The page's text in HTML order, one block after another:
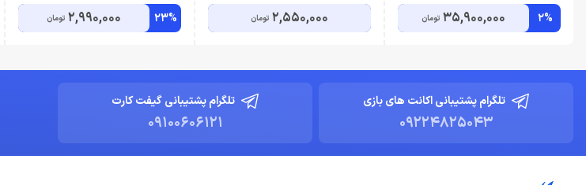
2%
35,900,000 تومان 2,550,000 تومان 23%
2,990,000 تومان
تلگرام پشتیبانی اکانت های بازی
09224825043
تلگرام پشتیبانی گیفت کارت
09100606121